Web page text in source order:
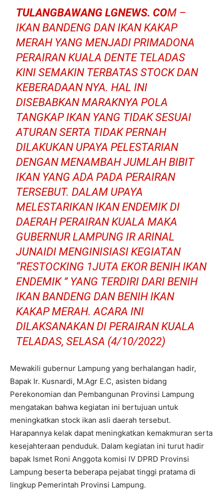
TULANGBAWANG LGNEWS. COM –
IKAN BANDENG DAN IKAN KAKAP
MERAH YANG MENJADI PRIMADONA
PERAIRAN KUALA DENTE TELADAS
KINI SEMAKIN TERBATAS STOCK DAN
KEBERADAAN NYA. HAL INI
DISEBABKAN MARAKNYA POLA
TANGKAP IKAN YANG TIDAK SESUAI
ATURAN SERTA TIDAK PERNAH
DILAKUKAN UPAYA PELESTARIAN
DENGAN MENAMBAH JUMLAH BIBIT
IKAN YANG ADA PADA PERAIRAN
TERSEBUT. DALAM UPAYA
MELESTARIKAN IKAN ENDEMIK DI
DAERAH PERAIRAN KUALA MAKA
GUBERNUR LAMPUNG IR ARINAL
JUNAIDI MENGINISIASI KEGIATAN
“RESTOCKING 1JUTA EKOR BENIH IKAN
ENDEMIK ” YANG TERDIRI DARI BENIH
IKAN BANDENG DAN BENIH IKAN
KAKAP MERAH. ACARA INI
DILAKSANAKAN DI PERAIRAN KUALA
TELADAS, SELASA (4/10/2022)
Mewakili gubernur Lampung yang berhalangan hadir,
Bapak Ir. Kusnardi, M.Agr E.C, asisten bidang
Perekonomian dan Pembangunan Provinsi Lampung
mengatakan bahwa kegiatan ini bertujuan untuk
meningkatkan stock ikan asli daerah tersebut.
Harapannya kelak dapat meningkatkan kemakmuran serta
kesejahteraan penduduk. Dalam kegiatan ini turut hadir
bapak Ismet Roni Anggota komisi IV DPRD Provinsi
Lampung beserta beberapa pejabat tinggi pratama di
lingkup Pemerintah Provinsi Lampung.